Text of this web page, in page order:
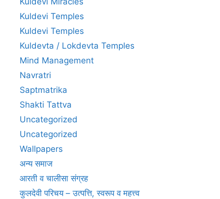
Kuldevi Temples
Kuldevi Temples
Kuldevta / Lokdevta Temples
Mind Management
Navratri
Saptmatrika
Shakti Tattva
Uncategorized
Uncategorized
Wallpapers
अन्य समाज
आरती व चालीसा संग्रह
कुलदेवी परिचय – उत्पत्ति, स्वरूप व महत्त्व